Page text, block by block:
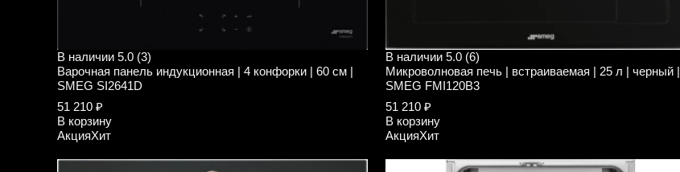
В наличии 5.0 (3)
Варочная панель индукционная | 4 конфорки | 60 см |
SMEG SI2641D
51 210 ₽
В корзину
АкцияХит
В наличии 5.0 (6)
Микроволновая печь | встраиваемая | 25 л | черный |
SMEG FMI120B3
51 210 ₽
В корзину
АкцияХит